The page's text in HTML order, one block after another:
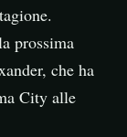
prossima
che ha
City alle